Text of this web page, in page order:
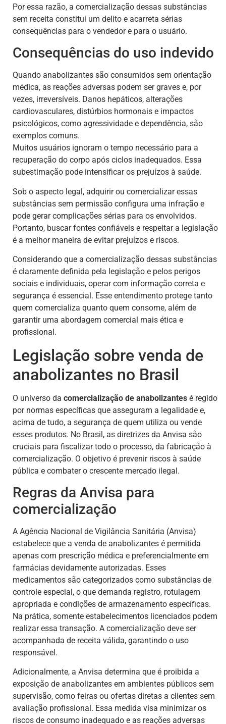
Por essa razão, a comercialização dessas substâncias
sem receita constitui um delito e acarreta sérias
consequências para o vendedor e para o usuário.
Consequências do uso indevido
Quando anabolizantes são consumidos sem orientação
médica, as reações adversas podem ser graves e, por
vezes, irreversíveis. Danos hepáticos, alterações
cardiovasculares, distúrbios hormonais e impactos
psicológicos, como agressividade e dependência, são
exemplos comuns.
Muitos usuários ignoram o tempo necessário para a
recuperação do corpo após ciclos inadequados. Essa
subestimação pode intensificar os prejuízos à saúde.
Sob o aspecto legal, adquirir ou comercializar essas
substâncias sem permissão configura uma infração e
pode gerar complicações sérias para os envolvidos.
Portanto, buscar fontes confiáveis e respeitar a legislação
é a melhor maneira de evitar prejuízos e riscos.
Considerando que a comercialização dessas substâncias
é claramente definida pela legislação e pelos perigos
sociais e individuais, operar com informação correta e
segurança é essencial. Esse entendimento protege tanto
quem comercializa quanto quem consome, além de
garantir uma abordagem comercial mais ética e
profissional.
Legislação sobre venda de
anabolizantes no Brasil
O universo da comercialização de anabolizantes é regido
por normas específicas que asseguram a legalidade e,
acima de tudo, a segurança de quem utiliza ou vende
esses produtos. No Brasil, as diretrizes da Anvisa são
cruciais para fiscalizar todo o processo, da fabricação à
comercialização. O objetivo é prevenir riscos à saúde
pública e combater o crescente mercado ilegal.
Regras da Anvisa para
comercialização
A Agência Nacional de Vigilância Sanitária (Anvisa)
estabelece que a venda de anabolizantes é permitida
apenas com prescrição médica e preferencialmente em
farmácias devidamente autorizadas. Esses
medicamentos são categorizados como substâncias de
controle especial, o que demanda registro, rotulagem
apropriada e condições de armazenamento específicas.
Na prática, somente estabelecimentos licenciados podem
realizar essa transação. A comercialização deve ser
acompanhada de receita válida, garantindo o uso
responsável.
Adicionalmente, a Anvisa determina que é proibida a
exposição de anabolizantes em ambientes públicos sem
supervisão, como feiras ou ofertas diretas a clientes sem
avaliação profissional. Essa medida visa minimizar os
riscos de consumo inadequado e as reações adversas